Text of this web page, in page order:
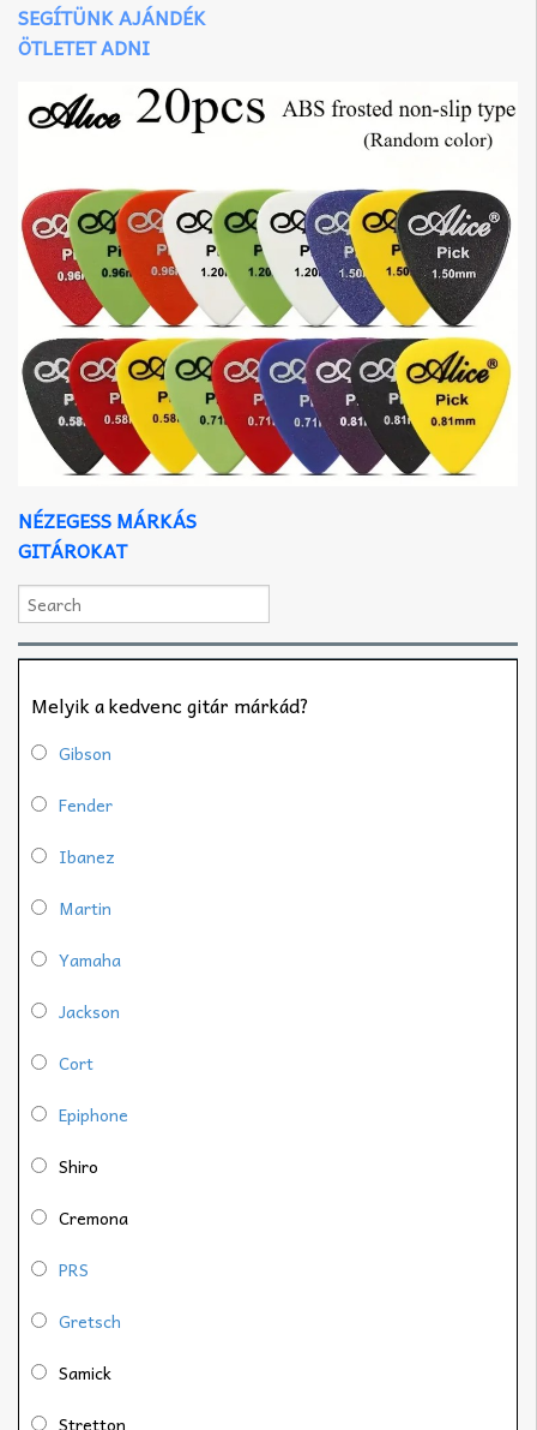
SEGÍTÜNK AJÁNDÉK
ÖTLETET ADNI
NÉZEGESS MÁRKÁS
GITÁROKAT
Melyik a kedvenc gitár márkád?
Gibson
Fender
Ibanez
Martin
Yamaha
Jackson
Cort
Epiphone
Shiro
Cremona
PRS
Gretsch
Samick
Stretton